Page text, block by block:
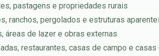
pastagens e propriedades rurais
ranchos, pergolados e estruturas
áreas de lazer e obras externas
restaurantes, casas de campo e casas